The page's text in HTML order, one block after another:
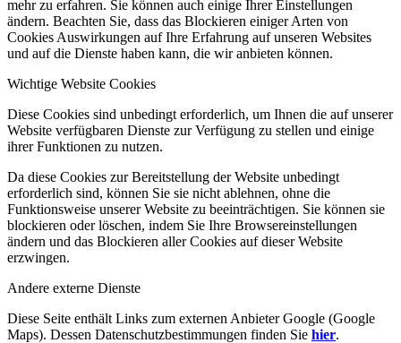
mehr zu erfahren. Sie können auch einige Ihrer Einstellungen
ändern. Beachten Sie, dass das Blockieren einiger Arten von
Cookies Auswirkungen auf Ihre Erfahrung auf unseren Websites
und auf die Dienste haben kann, die wir anbieten können.
Wichtige Website Cookies
Diese Cookies sind unbedingt erforderlich, um Ihnen die auf unserer
Website verfügbaren Dienste zur Verfügung zu stellen und einige
ihrer Funktionen zu nutzen.
Da diese Cookies zur Bereitstellung der Website unbedingt
erforderlich sind, können Sie sie nicht ablehnen, ohne die
Funktionsweise unserer Website zu beeinträchtigen. Sie können sie
blockieren oder löschen, indem Sie Ihre Browsereinstellungen
ändern und das Blockieren aller Cookies auf dieser Website
erzwingen.
Andere externe Dienste
Diese Seite enthält Links zum externen Anbieter Google (Google
Maps). Dessen Datenschutzbestimmungen finden Sie hier.